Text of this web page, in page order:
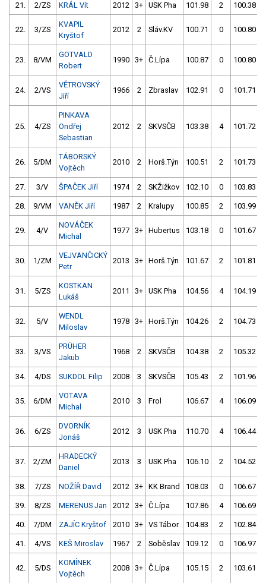
21. 2/ZS KRÁL Vít 2012 3+ USK Pha 101.98 2 100.38
22. 3/ZS
KVAPIL
Kryštof
2012 2 Sláv.KV 100.71 0 100.80
23. 8/VM
GOTVALD
Robert
1990 3+ Č.Lípa 100.87 0 100.80
24. 2/VS
VĚTROVSKÝ
Jiří
1966 2 Zbraslav 102.91 0 101.71
25. 4/ZS
PINKAVA
Ondřej
Sebastian
2012 2 SKVSČB 103.38 4 101.72
26. 5/DM
TÁBORSKÝ
Vojtěch
2010 2 Horš.Týn 100.51 2 101.73
27. 3/V ŠPAČEK Jiří 1974 2 SKŽižkov 102.10 0 103.83
28. 9/VM VANĚK Jiří 1987 2 Kralupy 100.85 2 103.99
29. 4/V
NOVÁČEK
Michal
1977 3+ Hubertus 103.18 0 101.67
30. 1/ZM
VEJVANČICKÝ
Petr
2013 3+ Horš.Týn 101.67 2 101.81
31. 5/ZS
KOSTKAN
Lukáš
2011 3+ USK Pha 104.56 4 104.19
32. 5/V
WENDL
Miloslav
1978 3+ Horš.Týn 104.26 2 104.73
33. 3/VS
PRÜHER
Jakub
1968 2 SKVSČB 104.38 2 105.32
34. 4/DS SUKDOL Filip 2008 3 SKVSČB 105.43 2 101.96
35. 6/DM
VOTAVA
Michal
2010 3 Frol 106.67 4 106.09
36. 6/ZS
DVORNÍK
Jonáš
2012 3 USK Pha 110.70 4 106.44
37. 2/ZM
HRADECKÝ
Daniel
2013 3 USK Pha 106.10 2 104.52
38. 7/ZS NOŽÍŘ David 2012 3+ KK Brand 108.03 0 106.67
39. 8/ZS MERENUS Jan 2012 3+ Č.Lípa 107.86 4 106.69
40. 7/DM ZAJÍC Kryštof 2010 3+ VS Tábor 104.83 2 102.84
41. 4/VS KEŠ Miroslav 1967 2 Soběslav 109.12 0 106.97
42. 5/DS
KOMÍNEK
Vojtěch
2008 3+ Č.Lípa 105.15 2 103.61